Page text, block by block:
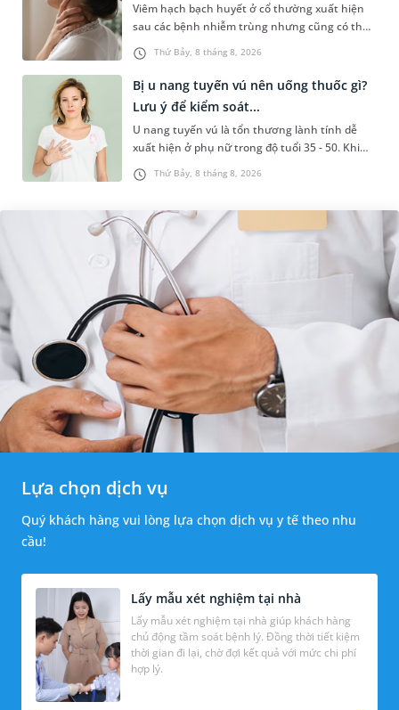
Thứ Bảy, 8 tháng 8, 2026
Viêm hạch bạch huyết ở cổ thường xuất hiện
sau các bệnh nhiễm trùng nhưng cũng có thể
liên quan đến lao hạch hoặc ung thư. Để tìm
hiểu nguyên nhân gây viêm,...
Thứ Bảy, 8 tháng 8, 2026
Bị u nang tuyến vú nên uống thuốc gì?
Lưu ý để kiểm soát...
U nang tuyến vú là tổn thương lành tính dễ
xuất hiện ở phụ nữ trong độ tuổi 35 - 50. Khi
được chẩn đoán mắc bệnh, nhiều người
thường băn khoăn u nang tuyến v...
Lựa chọn dịch vụ
Quý khách hàng vui lòng lựa chọn dịch vụ y tế theo nhu
cầu!
Lấy mẫu xét nghiệm tại nhà
Lấy mẫu xét nghiệm tại nhà giúp khách hàng
chủ động tầm soát bệnh lý. Đồng thời tiết kiệm
thời gian đi lại, chờ đợi kết quả với mức chi phí
hợp lý.